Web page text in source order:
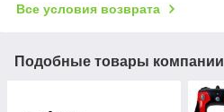
Все условия возврата
Подобные товары компании